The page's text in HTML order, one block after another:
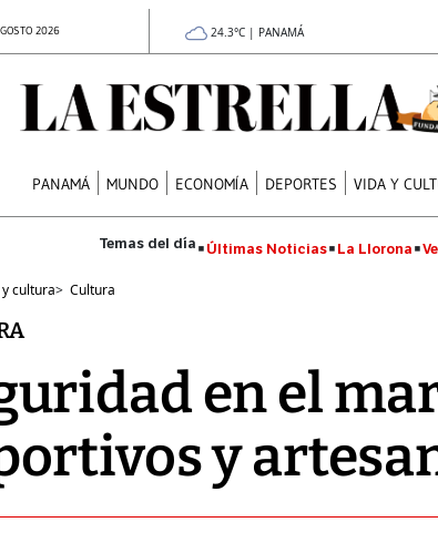
2026 24.3°C | PANAMÁ
PANAMÁ MUNDO ECONOMÍA DEPORTES VIDA Y
Últimas Noticias La Llorona
cultura> Cultura
en el
y